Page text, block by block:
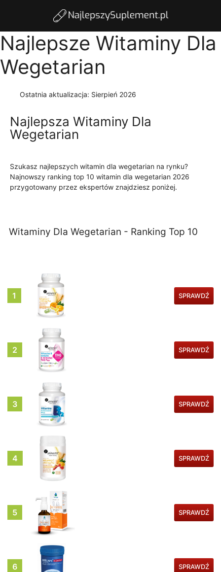
Najlepsze Witaminy Dla
Wegetarian
Ostatnia aktualizacja: Sierpień 2026
Najlepsza Witaminy Dla
Wegetarian
Szukasz najlepszych witamin dla wegetarian na rynku?
Najnowszy ranking top 10 witamin dla wegetarian 2026
przygotowany przez ekspertów znajdziesz poniżej.
Witaminy Dla Wegetarian - Ranking Top 10
1 SPRAWDŹ
2 SPRAWDŹ
3 SPRAWDŹ
4 SPRAWDŹ
5 SPRAWDŹ
6 SPRAWDŹ